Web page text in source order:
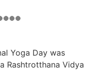
Yoga Day was
Rashtrotthana Vidya